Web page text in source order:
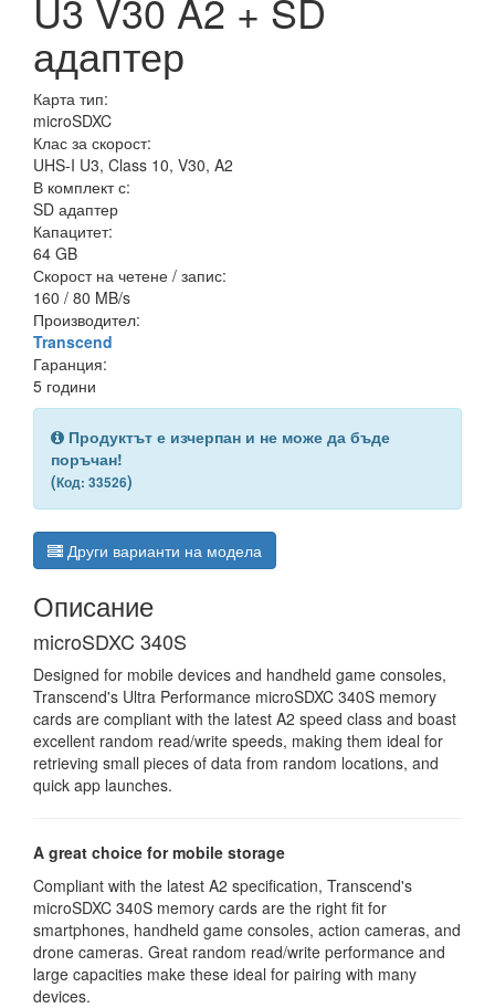
адаптер
Карта тип:
microSDXC
Клас за скорост:
UHS-I U3, Class 10, V30, A2
В комплект с:
SD адаптер
Капацитет:
64 GB
Скорост на четене / запис:
160 / 80 MB/s
Производител:
Transcend
Гаранция:
5 години
Продуктът е изчерпан и не може да бъде
поръчан!
(Код: 33526)
Други варианти на модела
Описание
microSDXC 340S
Designed for mobile devices and handheld game consoles,
Transcend's Ultra Performance microSDXC 340S memory
cards are compliant with the latest A2 speed class and boast
excellent random read/write speeds, making them ideal for
retrieving small pieces of data from random locations, and
quick app launches.
A great choice for mobile storage
Compliant with the latest A2 specification, Transcend's
microSDXC 340S memory cards are the right fit for
smartphones, handheld game consoles, action cameras, and
drone cameras. Great random read/write performance and
large capacities make these ideal for pairing with many
devices.